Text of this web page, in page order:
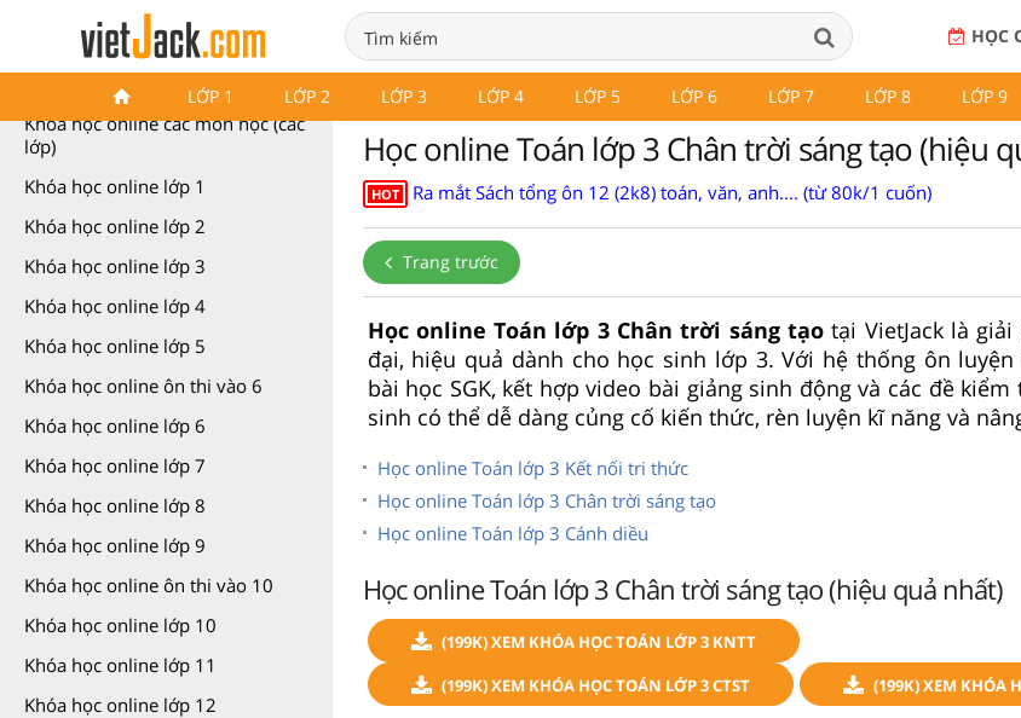
HỌC
LỚP 1 LỚP 2 LỚP 3 LỚP 4 LỚP 5 LỚP 6 LỚP 7 LỚP 8 LỚP 9
Khóa học online
Khóa học online các môn học (các
lớp)
Khóa học online lớp 1
Khóa học online lớp 2
Khóa học online lớp 3
Khóa học online lớp 4
Khóa học online lớp 5
Khóa học online ôn thi vào 6
Khóa học online lớp 6
Khóa học online lớp 7
Khóa học online lớp 8
Khóa học online lớp 9
Khóa học online ôn thi vào 10
Khóa học online lớp 10
Khóa học online lớp 11
Khóa học online lớp 12
Học online Toán lớp 3 Chân trời sáng tạo (hiệu
HOT Ra mắt Sách tổng ôn 12 (2k8) toán, văn, anh.... (từ 80k/1 cuốn)
Trang trước
Học online Toán lớp 3 Chân trời sáng tạo tại VietJack là
đại, hiệu quả dành cho học sinh lớp 3. Với hệ thống ôn
bài học SGK, kết hợp video bài giảng sinh động và các đề
sinh có thể dễ dàng củng cố kiến thức, rèn luyện kĩ năng và
Học online Toán lớp 3 Kết nối tri thức
Học online Toán lớp 3 Chân trời sáng tạo
Học online Toán lớp 3 Cánh diều
Học online Toán lớp 3 Chân trời sáng tạo (hiệu quả nhất)
(199K) XEM KHÓA HỌC TOÁN LỚP 3 KNTT
(199K) XEM KHÓA HỌC TOÁN LỚP 3 CTST
(199K) XEM KHÓA